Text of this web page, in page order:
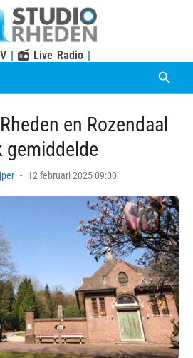
| Live Radio |
en Rozendaal
gemiddelde
Posted
12 februari 2025 09:00